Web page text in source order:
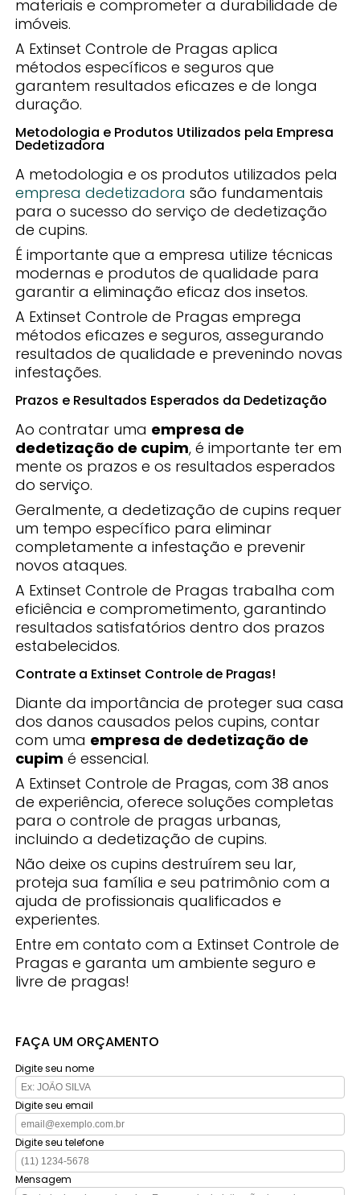
materiais e comprometer a durabilidade de
imóveis.
A Extinset Controle de Pragas aplica
métodos específicos e seguros que
garantem resultados eficazes e de longa
duração.
Metodologia e Produtos Utilizados pela Empresa
Dedetizadora
A metodologia e os produtos utilizados pela
empresa dedetizadora são fundamentais
para o sucesso do serviço de dedetização
de cupins.
É importante que a empresa utilize técnicas
modernas e produtos de qualidade para
garantir a eliminação eficaz dos insetos.
A Extinset Controle de Pragas emprega
métodos eficazes e seguros, assegurando
resultados de qualidade e prevenindo novas
infestações.
Prazos e Resultados Esperados da Dedetização
Ao contratar uma empresa de
dedetização de cupim, é importante ter em
mente os prazos e os resultados esperados
do serviço.
Geralmente, a dedetização de cupins requer
um tempo específico para eliminar
completamente a infestação e prevenir
novos ataques.
A Extinset Controle de Pragas trabalha com
eficiência e comprometimento, garantindo
resultados satisfatórios dentro dos prazos
estabelecidos.
Contrate a Extinset Controle de Pragas!
Diante da importância de proteger sua casa
dos danos causados pelos cupins, contar
com uma empresa de dedetização de
cupim é essencial.
A Extinset Controle de Pragas, com 38 anos
de experiência, oferece soluções completas
para o controle de pragas urbanas,
incluindo a dedetização de cupins.
Não deixe os cupins destruírem seu lar,
proteja sua família e seu patrimônio com a
ajuda de profissionais qualificados e
experientes.
Entre em contato com a Extinset Controle de
Pragas e garanta um ambiente seguro e
livre de pragas!
FAÇA UM ORÇAMENTO
Digite seu nome
Digite seu email
Digite seu telefone
Mensagem